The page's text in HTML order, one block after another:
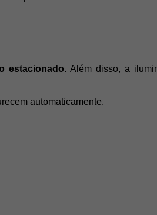
estacionado. Além disso, a
automaticamente.